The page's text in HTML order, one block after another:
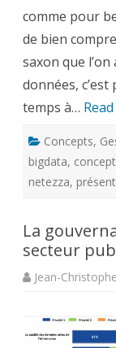
comme pour
de bien
saxon que
données,
temps à…
Concepts,
bigdata, concept
netezza,
La
secteur
Jean-Christophe